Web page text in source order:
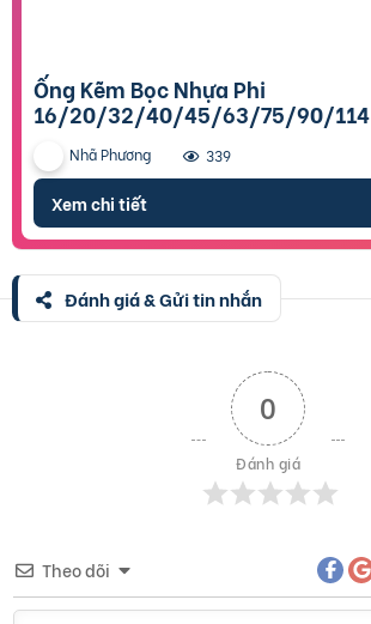
Ống Kẽm Bọc Nhựa Phi
16/20/32/40/45/63/75/90/114
Nhã Phương 339
Xem chi tiết
Đánh giá & Gửi tin nhắn
0
Đánh giá
Theo dõi